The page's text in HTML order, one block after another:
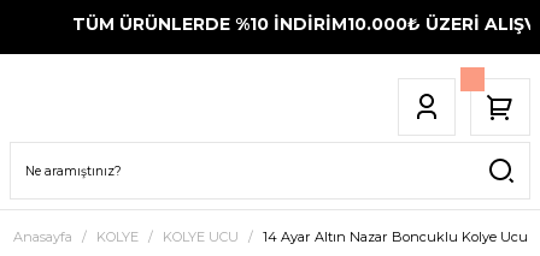
TÜM ÜRÜNLERDE %10 İNDİRİM10.000₺ ÜZERİ
Anasayfa KOLYE KOLYE UCU 14 Ayar Altın Nazar Boncuklu Kolye Ucu